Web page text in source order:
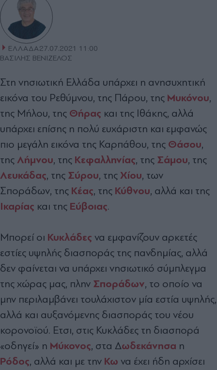
ΕΛΛΑΔΑ27.07.2021 11:00
ΒΑΣΙΛΗΣ ΒΕΝΙΖΕΛΟΣ
Στη νησιωτική Ελλάδα υπάρχει η ανησυχητική
εικόνα του Ρεθύµνου, της Πάρου, της Μυκόνου,
της Μήλου, της Θήρας και της Ιθάκης, αλλά
υπάρχει επίσης η πολύ ευχάριστη και εµφανώς
πιο µεγάλη εικόνα της Καρπάθου, της Θάσου,
της Λήµνου, της Κεφαλληνίας, της Σάµου, της
Λευκάδας, της Σύρου, της Χίου, των
Σποράδων, της Κέας, της Κύθνου, αλλά και της
Ικαρίας και της Εύβοιας.
Μπορεί οι Κυκλάδες να εµφανίζουν αρκετές
εστίες υψηλής διασποράς της πανδηµίας, αλλά
δεν φαίνεται να υπάρχει νησιωτικό σύµπλεγµα
της χώρας µας, πλην Σποράδων, το οποίο να
µην περιλαµβάνει τουλάχιστον µία εστία υψηλής,
αλλά και αυξανόµενης διασποράς του νέου
κορονοϊού. Ετσι, στις Κυκλάδες τη διασπορά
«οδηγεί» η Μύκονος, στα ∆ωδεκάνησα η
Ρόδος, αλλά και µε την Κω να έχει ήδη αρχίσει